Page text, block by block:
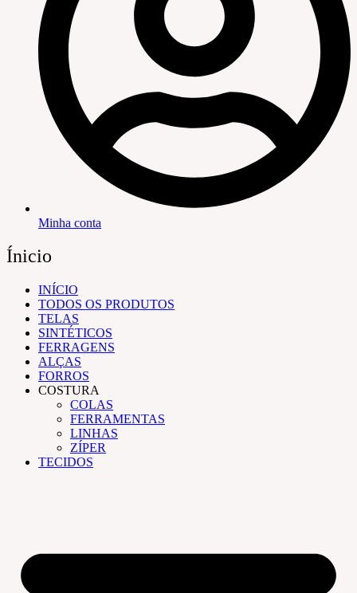
Minha conta
Ínicio
INÍCIO
TODOS OS PRODUTOS
TELAS
SINTÉTICOS
FERRAGENS
ALÇAS
FORROS
COSTURA
COLAS
FERRAMENTAS
LINHAS
ZÍPER
TECIDOS